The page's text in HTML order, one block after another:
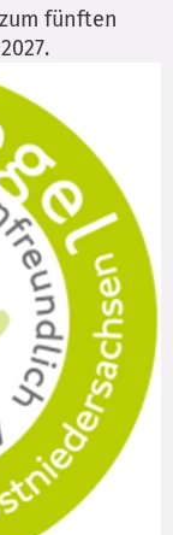
zum fünften